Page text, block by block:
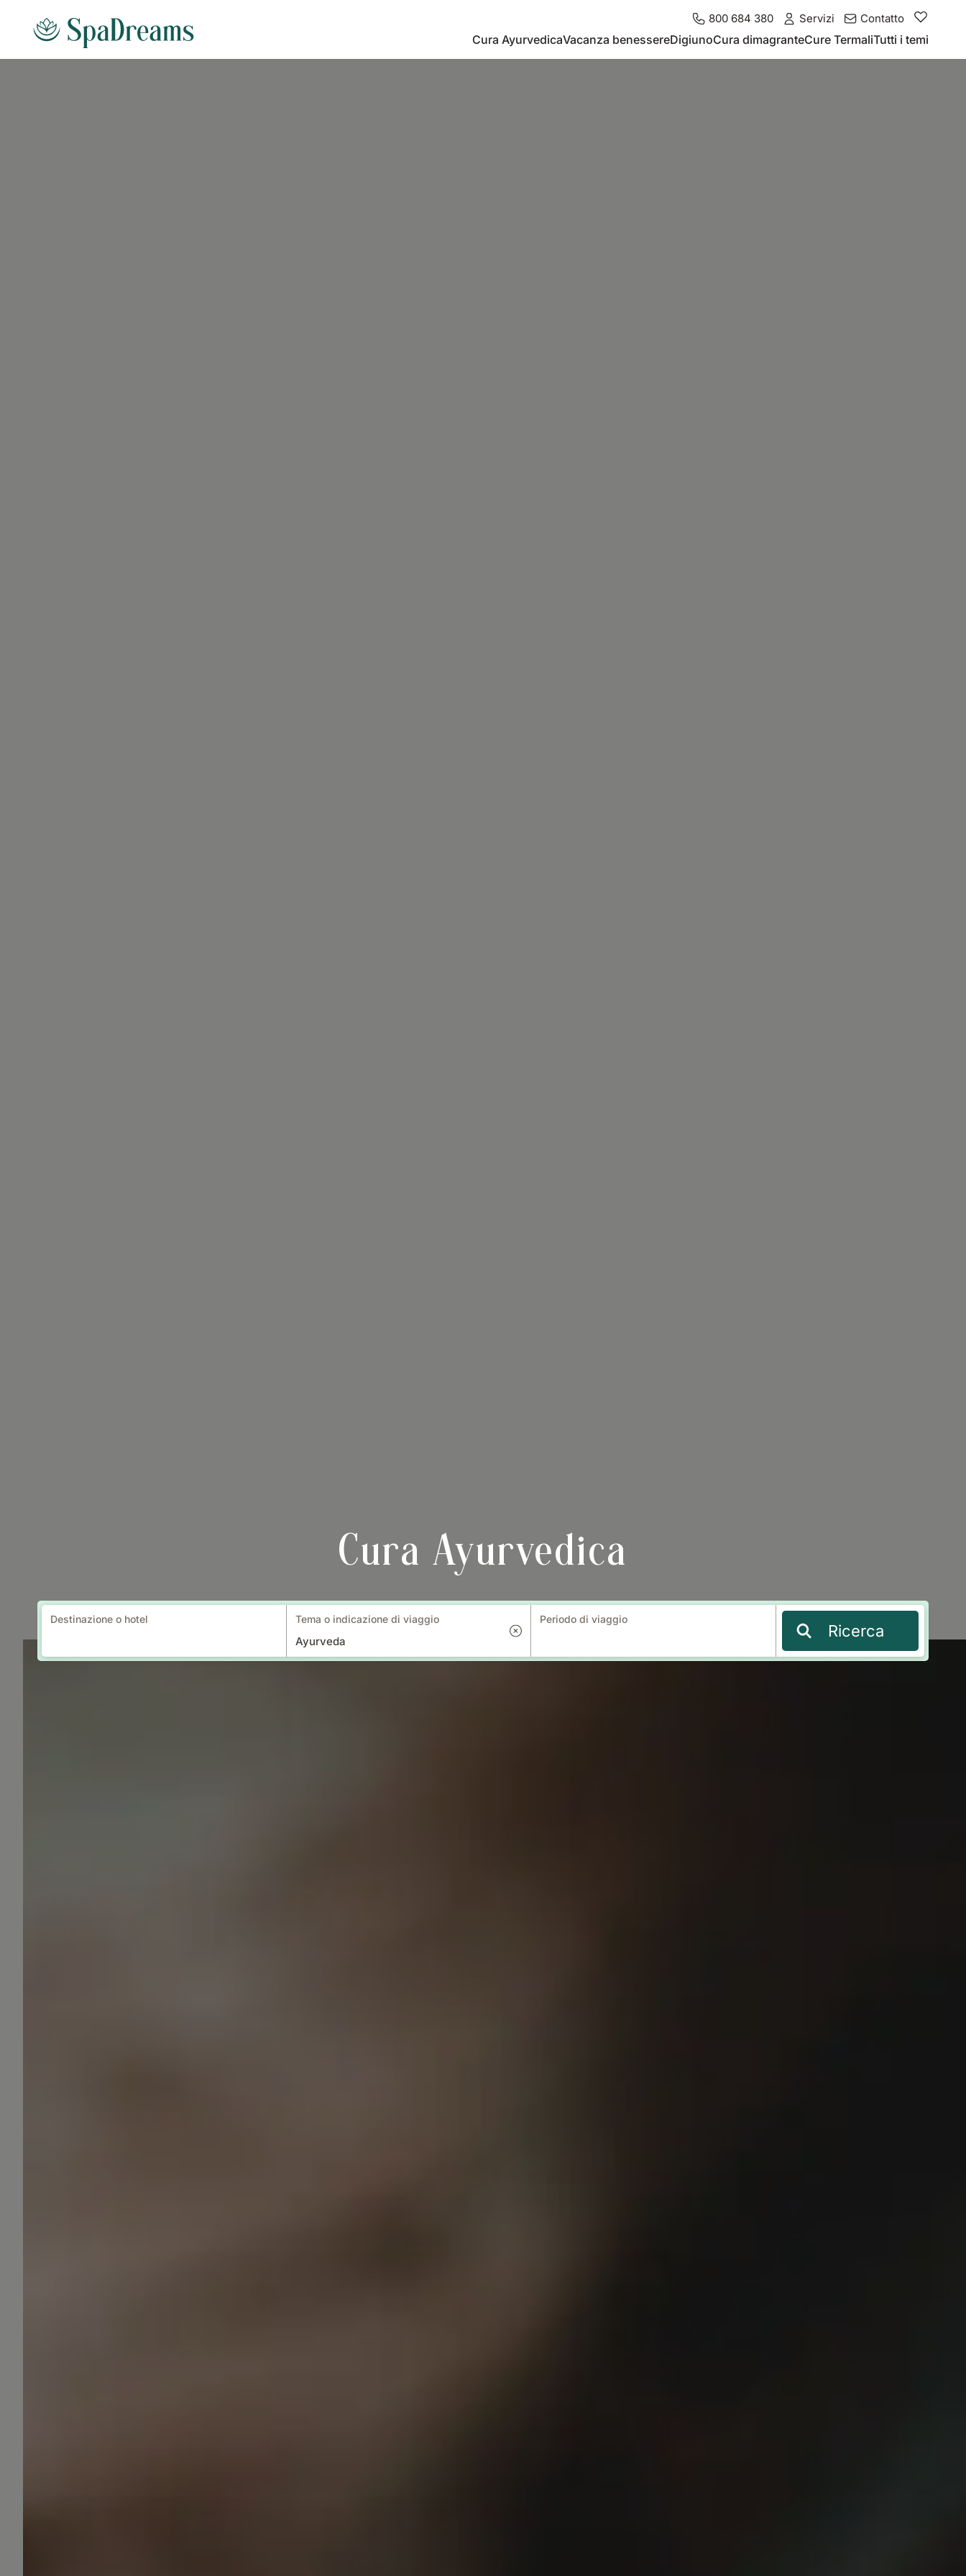
800 684 380 Servizi Contatto
Cura AyurvedicaVacanza benessereDigiunoCura dimagranteCure TermaliTutti i temi
Cura Ayurvedica
Destinazione o hotel Tema o indicazione di viaggio Periodo di viaggio
Ricerca